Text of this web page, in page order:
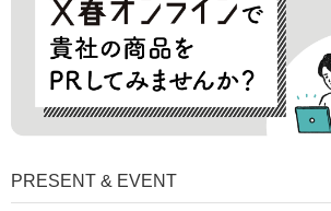
PRESENT & EVENT